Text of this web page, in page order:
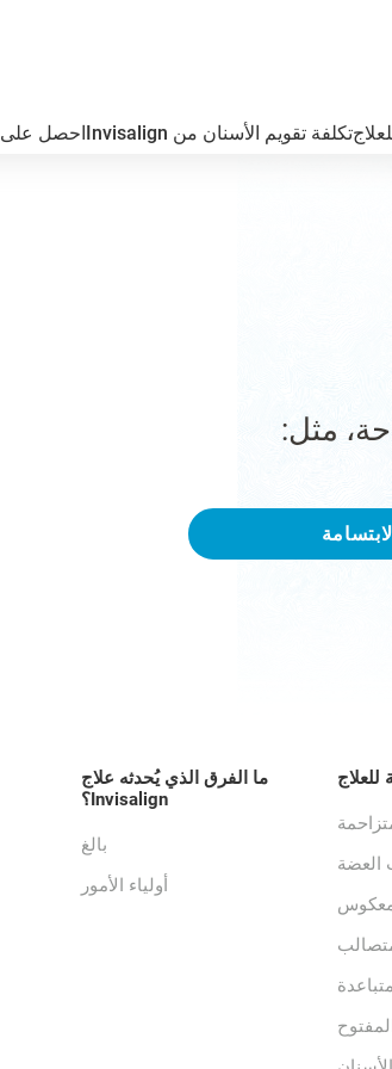
تكلفة تقويم الأسنان من Invisalign احصل على Invisalign
مثل:
ما الفرق الذي يُحدثه علاج
Invisalign؟
بالغ
أولياء الأمور
للعلاج
العضة